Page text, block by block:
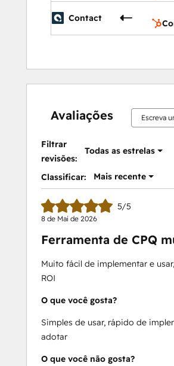
Contact
Avaliações Escreva
Filtrar
revisões:
Todas as estrelas
Classificar: Mais recente
5/5
8 de Mai de 2026
Ferramenta de CPQ
Muito fácil de implementar e
ROI
O que você gosta?
Simples de usar, rápido de
adotar
O que você não gosta?